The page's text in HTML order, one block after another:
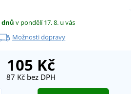
dnů v pondělí 17. 8. u vás
Možnosti dopravy
105 Kč
87 Kčbez DPH